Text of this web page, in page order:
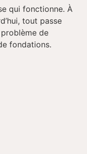
qui fonctionne. À
tout passe
de
fondations.